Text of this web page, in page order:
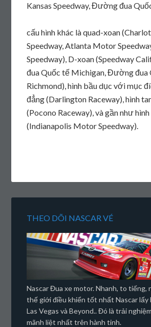
Kansas Speedway, Đường đua
cấu hình khác là quad-xoan
Speedway, Atlanta Motor
Speedway), D-xoan (Speedway
đua Quốc tế Michigan, Đường đua
Richmond), hình bầu dục với mục
đẳng (Darlington Raceway), hình
(Pocono Raceway), và gần như
(Indianapolis Motor Speedway).
THEO DÕI NASCAR VÉ
Nascar Đua xe motor. Nhanh, to tiếng,
thế giới điều khiển tốt nhất Nascar lấy
Las Vegas và Beyond.. Đó là trải
mãnh liệt nhất trên hành tinh.